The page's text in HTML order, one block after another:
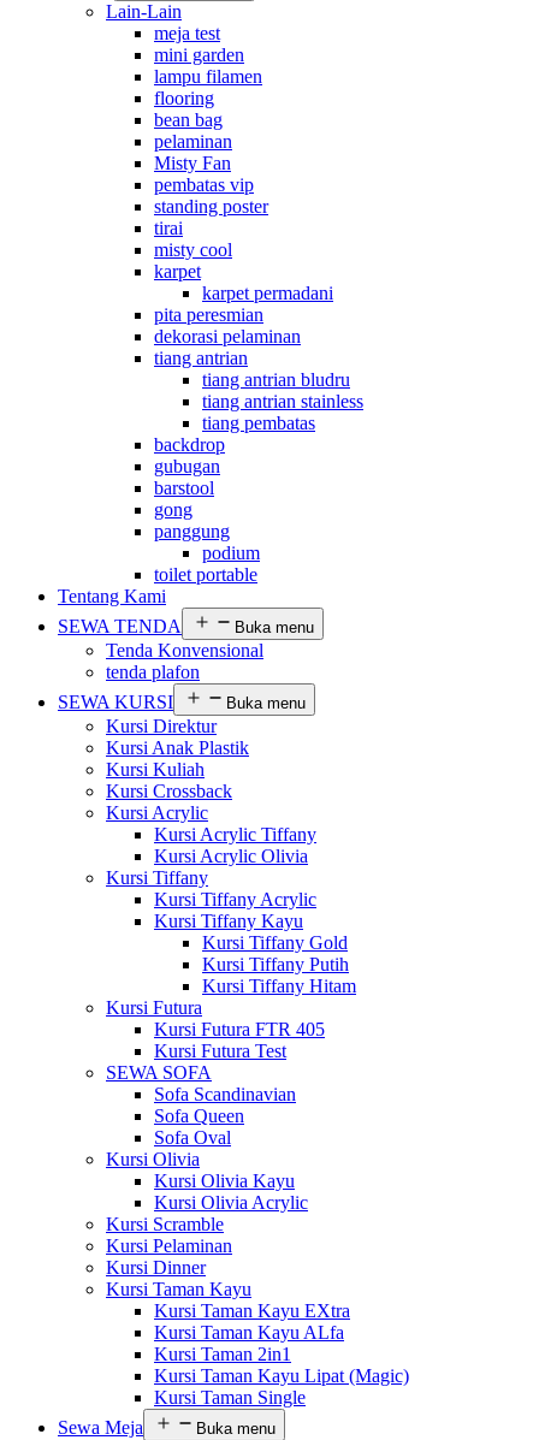
Lain-Lain
meja test
mini garden
lampu filamen
flooring
bean bag
pelaminan
Misty Fan
pembatas vip
standing poster
tirai
misty cool
karpet
karpet permadani
pita peresmian
dekorasi pelaminan
tiang antrian
tiang antrian bludru
tiang antrian stainless
tiang pembatas
backdrop
gubugan
barstool
gong
panggung
podium
toilet portable
Tentang Kami
SEWA TENDA
Buka menu
Tenda Konvensional
tenda plafon
SEWA KURSI
Buka menu
Kursi Direktur
Kursi Anak Plastik
Kursi Kuliah
Kursi Crossback
Kursi Acrylic
Kursi Acrylic Tiffany
Kursi Acrylic Olivia
Kursi Tiffany
Kursi Tiffany Acrylic
Kursi Tiffany Kayu
Kursi Tiffany Gold
Kursi Tiffany Putih
Kursi Tiffany Hitam
Kursi Futura
Kursi Futura FTR 405
Kursi Futura Test
SEWA SOFA
Sofa Scandinavian
Sofa Queen
Sofa Oval
Kursi Olivia
Kursi Olivia Kayu
Kursi Olivia Acrylic
Kursi Scramble
Kursi Pelaminan
Kursi Dinner
Kursi Taman Kayu
Kursi Taman Kayu EXtra
Kursi Taman Kayu ALfa
Kursi Taman 2in1
Kursi Taman Kayu Lipat (Magic)
Kursi Taman Single
Sewa Meja
Buka menu